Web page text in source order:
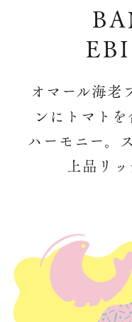
オマール海老
ンにトマト
ハーモニー。
上品リッ